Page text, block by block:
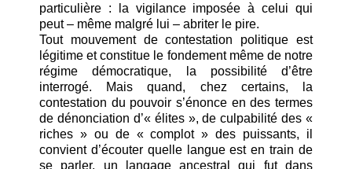
particulière : la vigilance imposée à celui qui
peut – même malgré lui – abriter le pire.
Tout mouvement de contestation politique est
légitime et constitue le fondement même de notre
régime démocratique, la possibilité d’être
interrogé. Mais quand, chez certains, la
contestation du pouvoir s’énonce en des termes
de dénonciation d’« élites », de culpabilité des «
riches » ou de « complot » des puissants, il
convient d’écouter quelle langue est en train de
se parler, un langage ancestral qui fut dans